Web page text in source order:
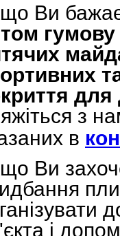
Ви
з
в
Ви
і